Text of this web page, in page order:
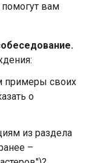
вам
примеры своих
о
из раздела
–